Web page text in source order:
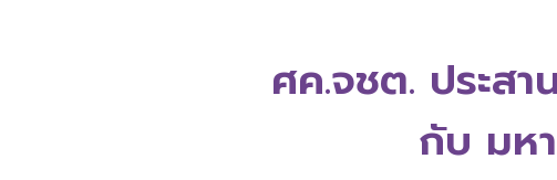
ศค.จชต. ประส
กับ มห